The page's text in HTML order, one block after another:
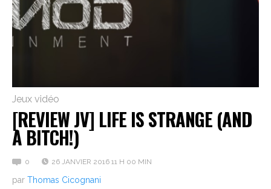
Jeux vidéo
[REVIEW JV] LIFE IS STRANGE (AND
A BITCH!)
0 26 JANVIER 2016 11 H 00 MIN
par Thomas Cicognani